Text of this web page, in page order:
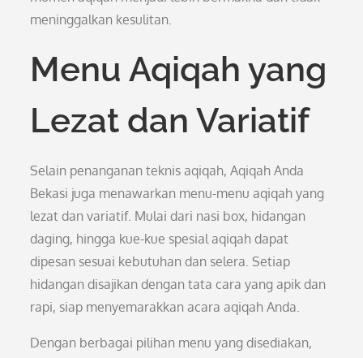
meninggalkan kesulitan.
Menu Aqiqah yang
Lezat dan Variatif
Selain penanganan teknis aqiqah, Aqiqah Anda
Bekasi juga menawarkan menu-menu aqiqah yang
lezat dan variatif. Mulai dari nasi box, hidangan
daging, hingga kue-kue spesial aqiqah dapat
dipesan sesuai kebutuhan dan selera. Setiap
hidangan disajikan dengan tata cara yang apik dan
rapi, siap menyemarakkan acara aqiqah Anda.
Dengan berbagai pilihan menu yang disediakan,